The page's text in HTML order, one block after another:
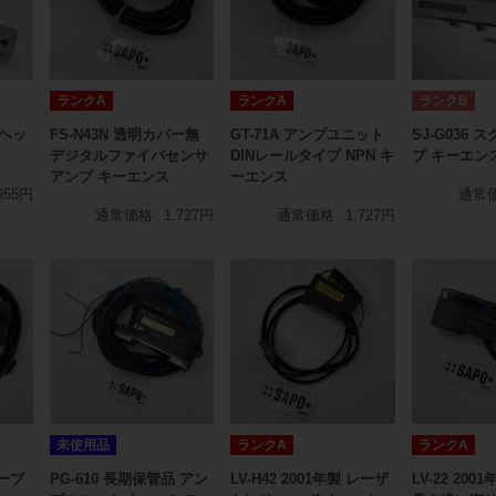
ッ
円
ランクA
FS-N43N 透明カバー無
デジタルファイバセンサ
アンプ キーエンス
通常価格 1,727円
ランクA
GT-71A アンプユニット
DINレールタイプ NPN キ
ーエンス
通常価格 1,727円
ランクB
SJ-G036 ス
プ キーエン
通常
ブ
未使用品
PG-610 長期保管品 アン
ランクA
LV-H42 2001年製 レーザ
ランクA
LV-22 2001